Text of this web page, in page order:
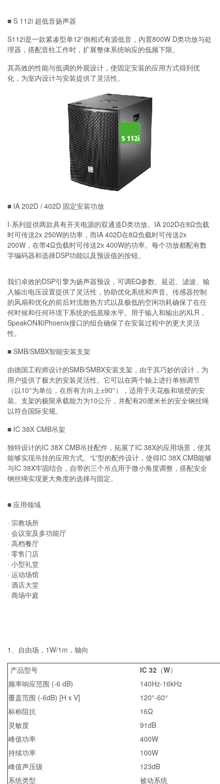
■ S 112i 超低音扬声器
S112i是一款紧凑型单12”倒相式有源低音，内置800W D类功放与处
理器，搭配音柱工作时，扩展整体系统响应的低频下限。
其高效的性能与低调的外观设计，使固定安装的应用方式得到优
化，为室内设计与安装提供了灵活性。
■ IA 202D / 402D 固定安装功放
I-系列提供两款具有开关电源的双通道D类功放。IA 202D在8Ω负载
时可传送2x 250W的功率，而IA 402D在8Ω负载时可传送2x
200W，在带4Ω负载时可传送2x 400W的功率。每个功放都配有数
字编码器和选择DSP功能以及预设值的按钮。
我们卓效的DSP引擎为扬声器预设，可调EQ参数、延迟、滤波、输
入输出电压设置提供了灵活性，协助优化系统和声音。传感器控制
的风扇和优化的前后对流散热方式以及极低的空闲功耗确保了在任
何时候和任何环境下系统的低底噪水平。用于输入和输出的XLR，
SpeakON和Phoenix接口的组合确保了在安装过程中的更大灵活
性。
■ SMB/SMBX智能安装支架
由德国工程师设计的SMB/SMBX安装支架，由于其巧妙的设计，为
用户提供了极大的安装灵活性。它可以在两个轴上进行单独调节
（以10°为单位，在所有方向上±90°），适用于天花板和墙壁的安
装。支架的极限承载能力为10公斤，并配有20厘米长的安全钢丝绳
以符合国际安规。
■ IC 38X CMB吊架
独特设计的IC 38X CMB吊挂配件，拓展了IC 38X的应用场景，使其
能够实现吊挂的应用方式。“L”型的配件设计，使得IC 38X CMB能够
与IC 38X牢固结合，自带的三个吊点用于微小角度调整，搭配安全
钢丝绳实现更大角度的选择与固定。
■ 应用领域
· 宗教场所
· 会议室及多功能厅
· 高档餐厅
· 零售门店
· 小型礼堂
· 运动场馆
· 酒店大堂
· 商场中庭
1、自由场，1W/1m，轴向
产品型号
IC 32（W）
频率响应范围 (-6 dB)
140Hz-16kHz
覆盖范围 (-6dB) [H x V]
120°-60°
标称阻抗
16Ω
灵敏度
91dB
峰值功率
400W
持续功率
100W
峰值声压级
123dB
系统类型
被动系统